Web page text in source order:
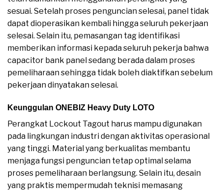
sesuai. Setelah proses penguncian selesai, panel tidak
dapat dioperasikan kembali hingga seluruh pekerjaan
selesai. Selain itu, pemasangan tag identifikasi
memberikan informasi kepada seluruh pekerja bahwa
capacitor bank panel sedang berada dalam proses
pemeliharaan sehingga tidak boleh diaktifkan sebelum
pekerjaan dinyatakan selesai.
Keunggulan ONEBIZ Heavy Duty LOTO
Perangkat Lockout Tagout harus mampu digunakan
pada lingkungan industri dengan aktivitas operasional
yang tinggi. Material yang berkualitas membantu
menjaga fungsi penguncian tetap optimal selama
proses pemeliharaan berlangsung. Selain itu, desain
yang praktis mempermudah teknisi memasang